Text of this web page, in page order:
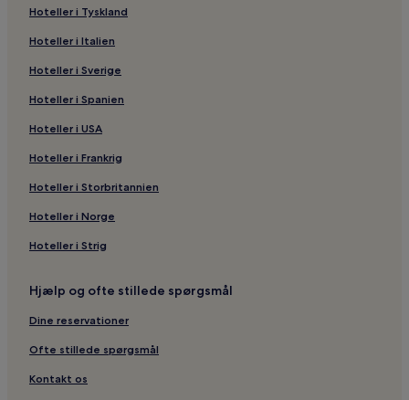
Hoteller i Tyskland
Hoteller i Italien
Hoteller i Sverige
Hoteller i Spanien
Hoteller i USA
Hoteller i Frankrig
Hoteller i Storbritannien
Hoteller i Norge
Hoteller i Strig
Hjælp og ofte stillede spørgsmål
Dine reservationer
Ofte stillede spørgsmål
Kontakt os